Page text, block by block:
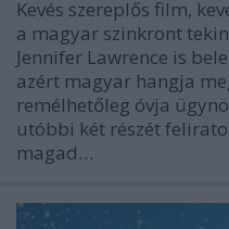
Kevés szereplős film,
a magyar szinkront
Jennifer Lawrence is
azért magyar hangja
remélhetőleg óvja
utóbbi két részét
magad…